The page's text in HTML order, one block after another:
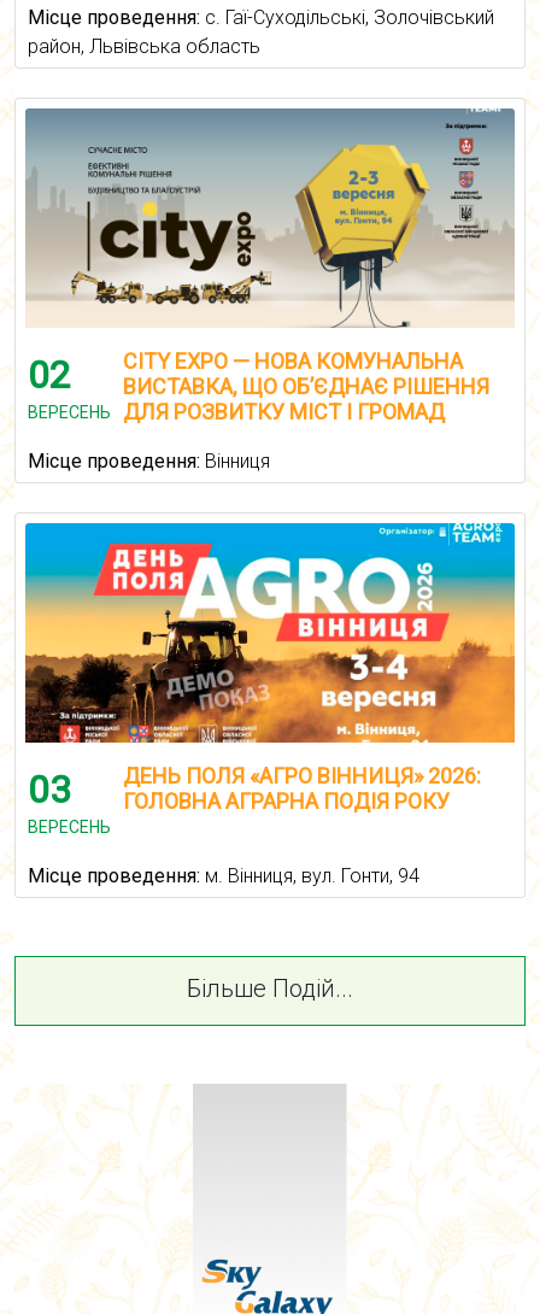
Місце проведення: с. Гаї-Суходільські, Золочівський
район, Львівська область
02
ВЕРЕСЕНЬ
CITY EXPO — НОВА КОМУНАЛЬНА
ВИСТАВКА, ЩО ОБ’ЄДНАЄ РІШЕННЯ
ДЛЯ РОЗВИТКУ МІСТ І ГРОМАД
Місце проведення: Вінниця
03
ВЕРЕСЕНЬ
ДЕНЬ ПОЛЯ «АГРО ВІННИЦЯ» 2026:
ГОЛОВНА АГРАРНА ПОДІЯ РОКУ
Місце проведення: м. Вінниця, вул. Гонти, 94
Більше Подій...